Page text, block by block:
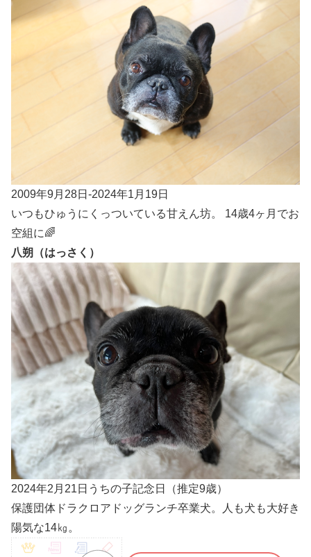
2009年9月28日-2024年1月19日
いつもひゅうにくっついている甘えん坊。 14歳4ヶ月でお
空組に🌈
八朔（はっさく）
2024年2月21日うちの子記念日（推定9歳）
保護団体ドラクロアドッグランチ卒業犬。人も犬も大好き
陽気な14㎏。